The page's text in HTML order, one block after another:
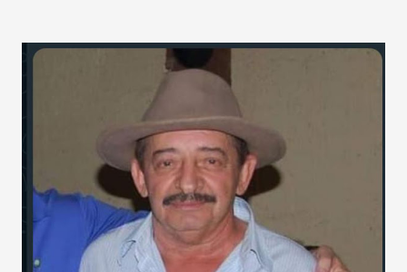
desde menino. Os meus pais eram amigos dele, que também
foi um político. Na época da Ditadura, foi um defensor da
democracia, do povo mais pobre, do agricultor e do Ceará.
Que merece todas as nossas homenagens", declarou Camilo
Santana. A Ordem de Serviço foi assinada em solenidade
realizada na Praça da Matriz da cidade, ao lado do Memorial
Patativa do Assaré. Também estiveram presentes o
superintendente de Obras Públicas do Ceará, Quintino
Vieira; o prefeito de Assaré, Libório Leite; além d...